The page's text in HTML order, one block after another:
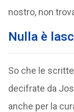
nostro, non
Nulla è
So che le
decifrate da
anche per la